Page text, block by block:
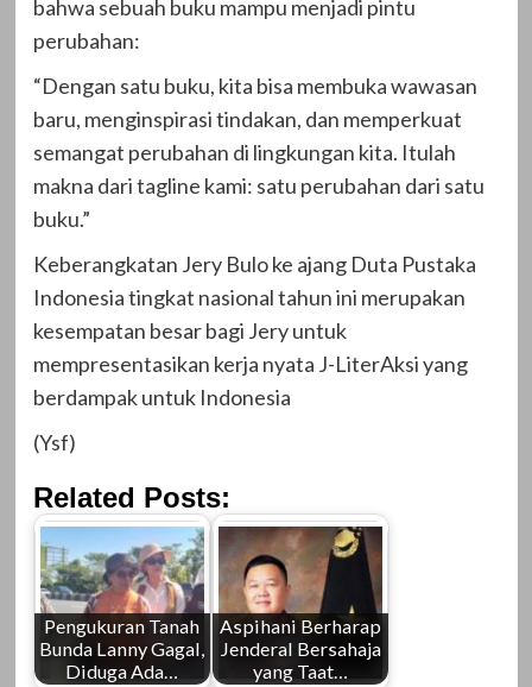
bahwa sebuah buku mampu menjadi pintu
perubahan:
“Dengan satu buku, kita bisa membuka wawasan
baru, menginspirasi tindakan, dan memperkuat
semangat perubahan di lingkungan kita. Itulah
makna dari tagline kami: satu perubahan dari satu
buku.”
Keberangkatan Jery Bulo ke ajang Duta Pustaka
Indonesia tingkat nasional tahun ini merupakan
kesempatan besar bagi Jery untuk
mempresentasikan kerja nyata J-LiterAksi yang
berdampak untuk Indonesia
(Ysf)
Related Posts:
Pengukuran Tanah
Bunda Lanny Gagal,
Diduga Ada…
Aspihani Berharap
Jenderal Bersahaja
yang Taat…